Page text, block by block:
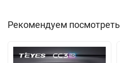
Рекомендуем посмотреть